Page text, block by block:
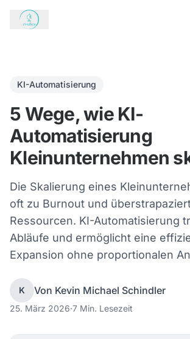
KI-Automatisierung
5 Wege, wie KI-
Automatisierung
Kleinunternehmen
Die Skalierung eines
oft zu Burnout und
Ressourcen. KI-Automatisierung
Abläufe und ermöglicht eine
Expansion ohne proportionalen
K Von Kevin Michael Schindler
25. März 2026·7 Min. Lesezeit